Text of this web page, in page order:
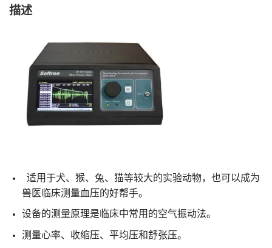
描述
适⽤于⽝、猴、兔、猫等较⼤的实验动物，也可以成为
兽医临床测量⾎压的好帮⼿。
设备的测量原理是临床中常用的空⽓振动法。
测量⼼率、收缩压、平均压和舒张压。